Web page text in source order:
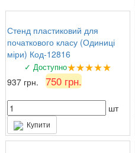
Стенд пластиковий для
початкового класу (Одиниці
міри) Код-12816
✓ Доступно★★★★★
937 грн. 750 грн.
шт
Купити